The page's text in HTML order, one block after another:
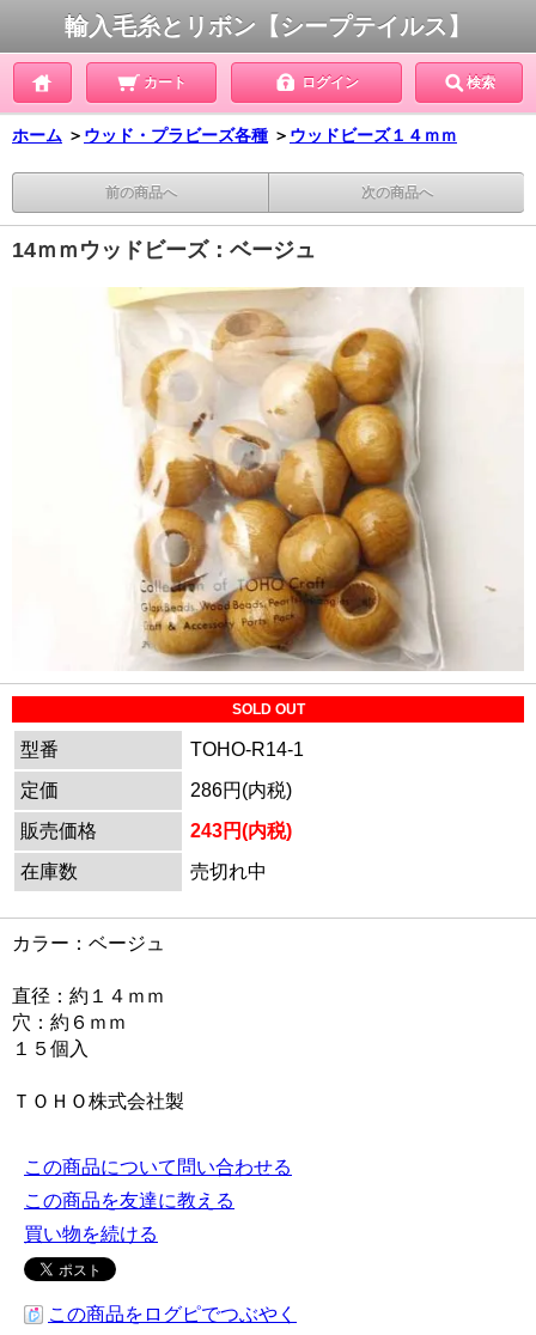
輸入毛糸とリボン【シープテイルス】
カート ログイン 検索
ホーム ＞ ウッド・プラビーズ各種 ＞ ウッドビーズ１４ｍｍ
前の商品へ 次の商品へ
14ｍｍウッドビーズ：ベージュ
SOLD OUT
型番
TOHO-R14-1
定価
286円(内税)
販売価格
243円(内税)
在庫数
売切れ中
カラー：ベージュ
直径：約１４ｍｍ
穴：約６ｍｍ
１５個入
ＴＯＨＯ株式会社製
この商品について問い合わせる
この商品を友達に教える
買い物を続ける
この商品をログピでつぶやく